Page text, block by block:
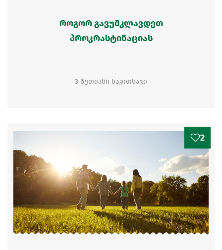
როგორ გავუმკლავდეთ
პროკრასტინაციას
3 წუთიანი საკითხავი
2